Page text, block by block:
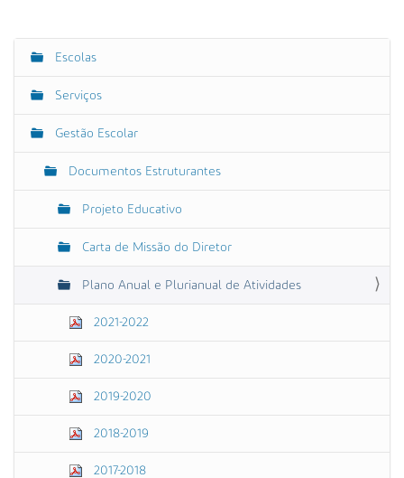
N
e
Escolas
Serviços
Gestão Escolar
Documentos Estruturantes
Projeto Educativo
Carta de Missão do Diretor
Plano Anual e Plurianual de Atividades
2021-2022
2020-2021
2019-2020
2018-2019
2017-2018